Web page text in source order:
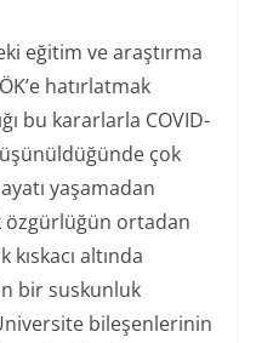
eğitim ve araştırma
hatırlatmak
bu kararlarla COVID-
çok
yaşamadan
özgürlüğün ortadan
kıskacı altında
bir suskunluk
bileşenlerinin